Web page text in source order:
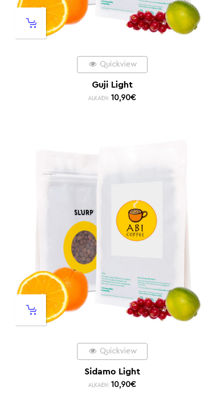
Quickview
Guji Light
ALKAEN: 10,90€
Quickview
Sidamo Light
ALKAEN: 10,90€